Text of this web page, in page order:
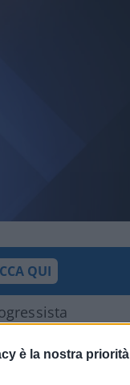
è la nostra priorità
QUI
prospettiva,
che per la